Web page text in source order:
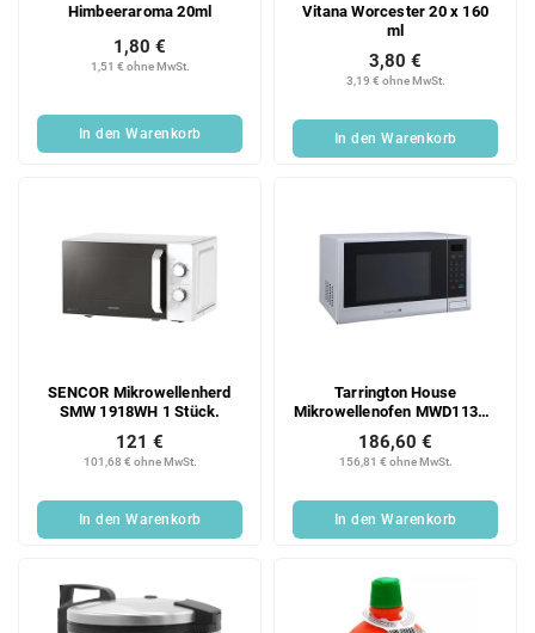
Himbeeraroma 20ml
1,51 € ohne MwSt.
1,80 €
In den Warenkorb
Vitana Worcester 20 x 160
ml
3,19 € ohne MwSt.
3,80 €
In den Warenkorb
SENCOR Mikrowellenherd
SMW 1918WH 1 Stück.
101,68 € ohne MwSt.
121 €
In den Warenkorb
Tarrington House
Mikrowellenofen MWD1134G
156,81 € ohne MwSt.
186,60 €
In den Warenkorb